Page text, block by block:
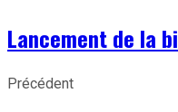
Lancement de la
Précédent